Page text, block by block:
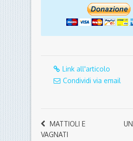
Link all'articolo
Condividi via email
MATTIOLI E
VAGNATI